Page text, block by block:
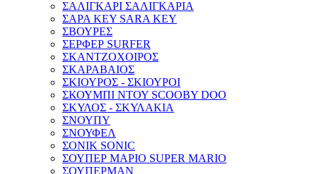
ΣΑΛΙΓΚΑΡΙ ΣΑΛΙΓΚΑΡΙΑ
ΣΑΡΑ ΚΕΥ SARA KEY
ΣΒΟΥΡΕΣ
ΣΕΡΦΕΡ SURFER
ΣΚΑΝΤΖΟΧΟΙΡΟΣ
ΣΚΑΡΑΒΑΙΟΣ
ΣΚΙΟΥΡΟΣ - ΣΚΙΟΥΡΟΙ
ΣΚΟΥΜΠΙ ΝΤΟΥ SCOOBY DOO
ΣΚΥΛΟΣ - ΣΚΥΛΑΚΙΑ
ΣΝΟΥΠΥ
ΣΝΟΥΦΕΛ
ΣΟΝΙΚ SONIC
ΣΟΥΠΕΡ ΜΑΡΙΟ SUPER MARIO
ΣΟΥΠΕΡΜΑΝ